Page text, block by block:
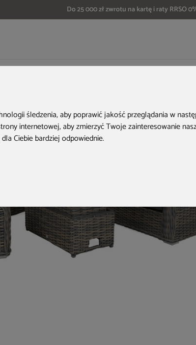
śledzenia, aby poprawić jakość przeglądania w
internetowej,aby zmierzyć Twoje zainteresowanie
Ciebie bardziej odpowiednie.
Do 25 000 zł zwrotu na kartę i raty RRSO